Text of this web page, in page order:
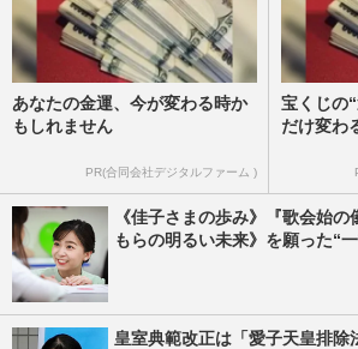
あなたの金運、今が変わる時か
もしれません
PR(合同会社デジタルファーム )
宝くじの
だけ変わ
《佳子さまの歩み》『歌会始
もらの明るい未来》を願った“
皇室典範改正は「愛子天皇排除